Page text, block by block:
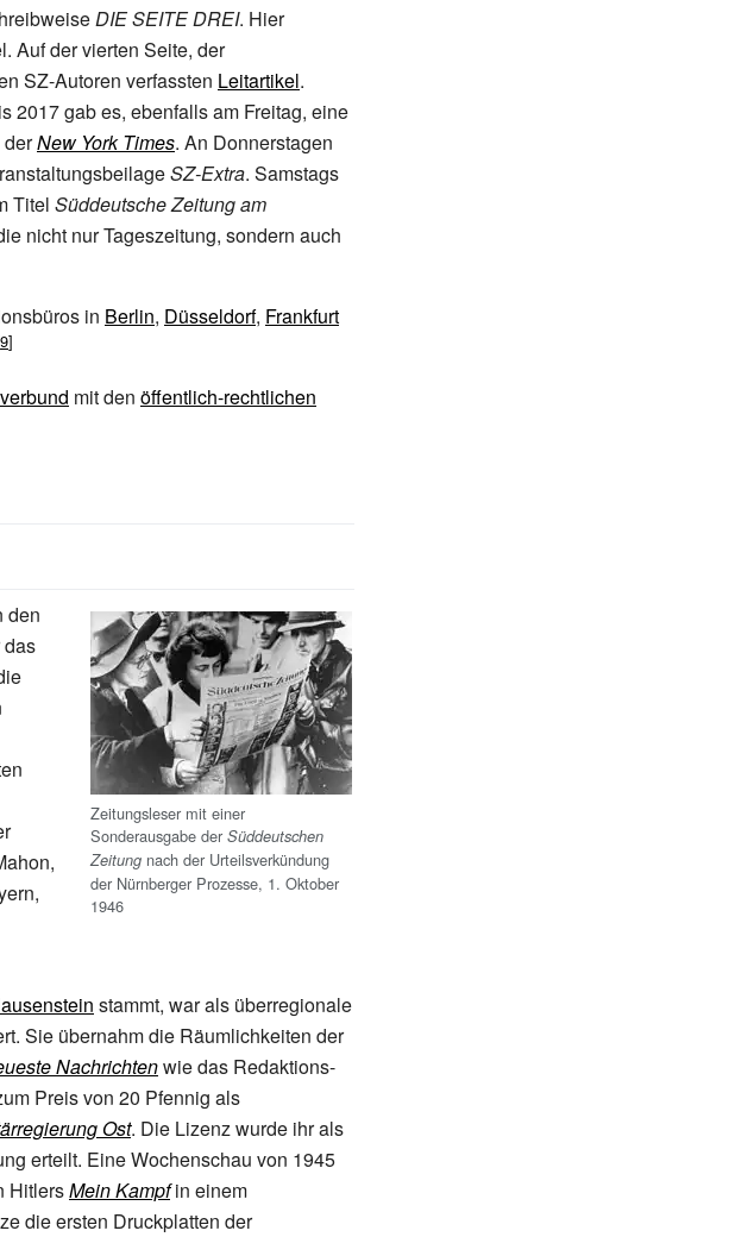
DIE SEITE DREI. Hier
Auf der vierten Seite, der
SZ-Autoren verfassten Leitartikel.
2017 gab es, ebenfalls am Freitag, eine
derNew York Times. An Donnerstagen
SZ-Extra. Samstags
Titel Süddeutsche Zeitung am
nicht nur Tageszeitung, sondern auch
in Berlin, Düsseldorf, Frankfurt
mit den öffentlich-rechtlichen
Zeitungsleser mit einer
Sonderausgabe der Süddeutschen
Zeitung nach der Urteilsverkündung
der Nürnberger Prozesse, 1. Oktober
1946
den
stammt, war als überregionale
Sie übernahm die Räumlichkeiten der
Nachrichtenwie das Redaktions-
Preis von 20 Pfennig als
Ost. Die Lizenz wurde ihr als
erteilt. Eine Wochenschau von 1945
HitlersMein Kampfin einem
die ersten Druckplatten der